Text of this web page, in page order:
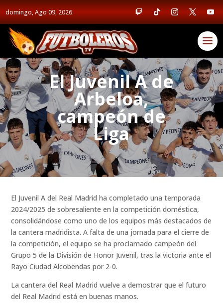
domingo, Ago 09, 2026
El Juvenil A de
Arbeloa,
campeón de
Liga
El Juvenil A del Real Madrid ha completado una temporada
2024/2025 de sobresaliente en la competición doméstica,
consolidándose como uno de los equipos más destacados de
la cantera madridista. A falta de una jornada para el cierre de
la competición, el equipo se ha proclamado campeón del
Grupo 5 de la División de Honor Juvenil, tras la victoria ante el
Rayo Ciudad Alcobendas por 2-0.
La cantera del Real Madrid vuelve a demostrar que el futuro
del Real Madrid está en buenas manos.